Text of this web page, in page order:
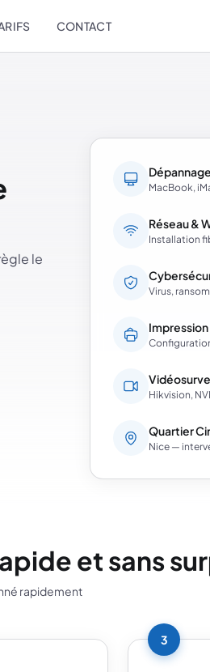
CONTACT
le
MacBook,
Réseau &
Installation
Virus,
Impression
Hikvision,
Quartier
Nice —
et sans
rapidement
3